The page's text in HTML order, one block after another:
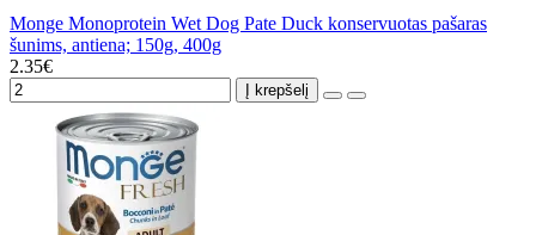
Monge Monoprotein Wet Dog Pate Duck konservuotas pašaras
šunims, antiena; 150g, 400g
2.35€
Į krepšelį